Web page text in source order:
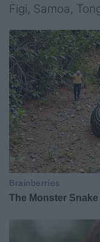
Figi, Samoa,